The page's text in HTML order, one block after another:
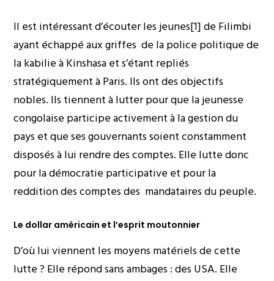
Il est intéressant d’écouter les jeunes[1]de Filimbi
ayant échappé aux griffes de la police politique de
la kabilie à Kinshasa et s’étant repliés
stratégiquement à Paris. Ils ont des objectifs
nobles. Ils tiennent à lutter pour que la jeunesse
congolaise participe activement à la gestion du
pays et que ses gouvernants soient constamment
disposés à lui rendre des comptes. Elle lutte donc
pour la démocratie participative et pour la
reddition des comptes des mandataires du peuple.
Le dollar américain et l’esprit moutonnier
D’où lui viennent les moyens matériels de cette
lutte ? Elle répond sans ambages : des USA. Elle